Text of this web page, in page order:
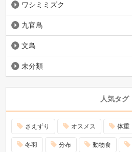
ワシミミズク
九官鳥
文鳥
未分類
人気タグ
さえずり オスメス 体重
冬羽 分布 動物食